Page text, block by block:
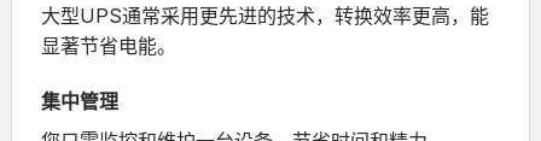
大型UPS通常采用更先进的技术，转换效率更高，能
显著节省电能。
集中管理